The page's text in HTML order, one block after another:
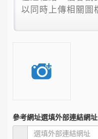
參考網址選填外部連結網址